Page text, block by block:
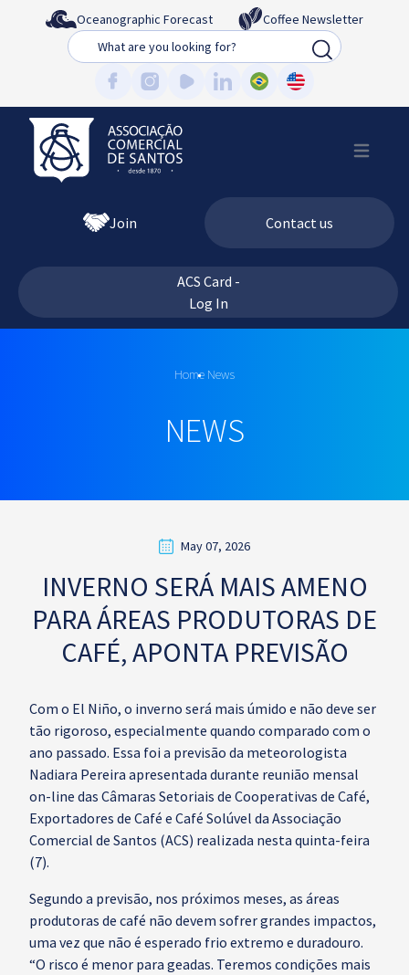
Oceanographic Forecast
Coffee Newsletter
Busca
Join Contact us
ACS Card -
Log In
Home News
NEWS
May 07, 2026
INVERNO SERÁ MAIS AMENO
PARA ÁREAS PRODUTORAS DE
CAFÉ, APONTA PREVISÃO
Com o El Niño, o inverno será mais úmido e não deve ser
tão rigoroso, especialmente quando comparado com o
ano passado. Essa foi a previsão da meteorologista
Nadiara Pereira apresentada durante reunião mensal
on-line das Câmaras Setoriais de Cooperativas de Café,
Exportadores de Café e Café Solúvel da Associação
Comercial de Santos (ACS) realizada nesta quinta-feira
(7).
Segundo a previsão, nos próximos meses, as áreas
produtoras de café não devem sofrer grandes impactos,
uma vez que não é esperado frio extremo e duradouro.
“O risco é menor para geadas. Teremos condições mais